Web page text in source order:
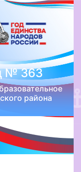
№ 363
района